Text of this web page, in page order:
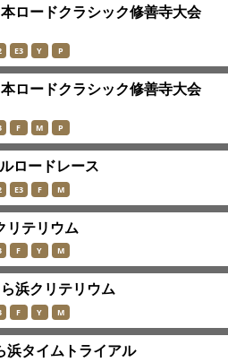
ロードクラシック修善寺大会
E3 Y P
ロードクラシック修善寺大会
F M P
ロードレース
E3 F M
リテリウム
F Y M
浜クリテリウム
F Y M
浜タイムトライアル